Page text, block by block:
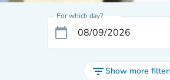
For which day?
calendar_today
filter_listShow more